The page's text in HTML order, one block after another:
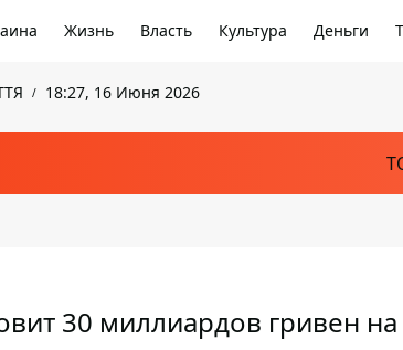
Жизнь Власть Культура Деньги
18:27, 16 Июня 2026
30 миллиардов гривен